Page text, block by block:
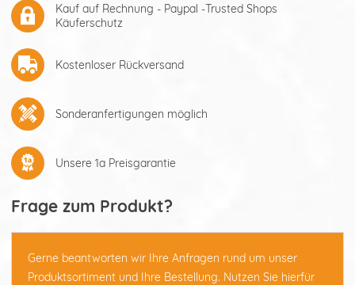
Kauf auf Rechnung - Paypal -Trusted Shops
Käuferschutz
Kostenloser Rückversand
Sonderanfertigungen möglich
Unsere 1a Preisgarantie
Frage zum Produkt?
Gerne beantworten wir Ihre Anfragen rund um unser
Produktsortiment und Ihre Bestellung. Nutzen Sie hierfür